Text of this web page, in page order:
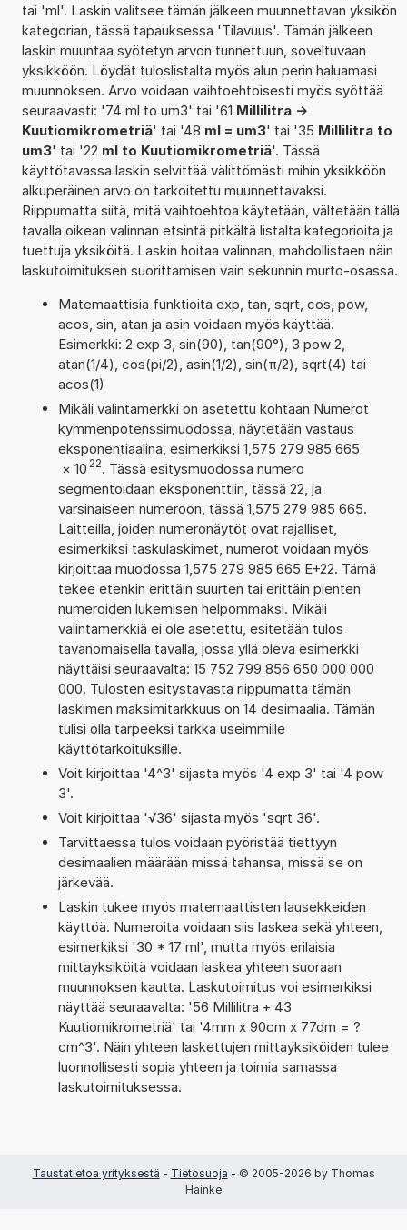
tai 'ml'. Laskin valitsee tämän jälkeen muunnettavan yksikön
kategorian, tässä tapauksessa 'Tilavuus'. Tämän jälkeen
laskin muuntaa syötetyn arvon tunnettuun, soveltuvaan
yksikköön. Löydät tuloslistalta myös alun perin haluamasi
muunnoksen. Arvo voidaan vaihtoehtoisesti myös syöttää
seuraavasti: '74 ml to um3' tai '61 Millilitra ->
Kuutiomikrometriä' tai '48 ml = um3' tai '35 Millilitra to
um3' tai '22 ml to Kuutiomikrometriä'. Tässä
käyttötavassa laskin selvittää välittömästi mihin yksikköön
alkuperäinen arvo on tarkoitettu muunnettavaksi.
Riippumatta siitä, mitä vaihtoehtoa käytetään, vältetään tällä
tavalla oikean valinnan etsintä pitkältä listalta kategorioita ja
tuettuja yksiköitä. Laskin hoitaa valinnan, mahdollistaen näin
laskutoimituksen suorittamisen vain sekunnin murto-osassa.
Matemaattisia funktioita exp, tan, sqrt, cos, pow,
acos, sin, atan ja asin voidaan myös käyttää.
Esimerkki: 2 exp 3, sin(90), tan(90°), 3 pow 2,
atan(1/4), cos(pi/2), asin(1/2), sin(π/2), sqrt(4) tai
acos(1)
Mikäli valintamerkki on asetettu kohtaan Numerot
kymmenpotenssimuodossa, näytetään vastaus
eksponentiaalina, esimerkiksi 1,575 279 985 665
× 10 22. Tässä esitysmuodossa numero
segmentoidaan eksponenttiin, tässä 22, ja
varsinaiseen numeroon, tässä 1,575 279 985 665.
Laitteilla, joiden numeronäytöt ovat rajalliset,
esimerkiksi taskulaskimet, numerot voidaan myös
kirjoittaa muodossa 1,575 279 985 665 E+22. Tämä
tekee etenkin erittäin suurten tai erittäin pienten
numeroiden lukemisen helpommaksi. Mikäli
valintamerkkiä ei ole asetettu, esitetään tulos
tavanomaisella tavalla, jossa yllä oleva esimerkki
näyttäisi seuraavalta: 15 752 799 856 650 000 000
000. Tulosten esitystavasta riippumatta tämän
laskimen maksimitarkkuus on 14 desimaalia. Tämän
tulisi olla tarpeeksi tarkka useimmille
käyttötarkoituksille.
Voit kirjoittaa '4^3' sijasta myös '4 exp 3' tai '4 pow
3'.
Voit kirjoittaa '√36' sijasta myös 'sqrt 36'.
Tarvittaessa tulos voidaan pyöristää tiettyyn
desimaalien määrään missä tahansa, missä se on
järkevää.
Laskin tukee myös matemaattisten lausekkeiden
käyttöä. Numeroita voidaan siis laskea sekä yhteen,
esimerkiksi '30 * 17 ml', mutta myös erilaisia
mittayksiköitä voidaan laskea yhteen suoraan
muunnoksen kautta. Laskutoimitus voi esimerkiksi
näyttää seuraavalta: '56 Millilitra + 43
Kuutiomikrometriä' tai '4mm x 90cm x 77dm = ?
cm^3'. Näin yhteen laskettujen mittayksiköiden tulee
luonnollisesti sopia yhteen ja toimia samassa
laskutoimituksessa.
Taustatietoa yrityksestä - Tietosuoja - © 2005-2026 by Thomas
Hainke